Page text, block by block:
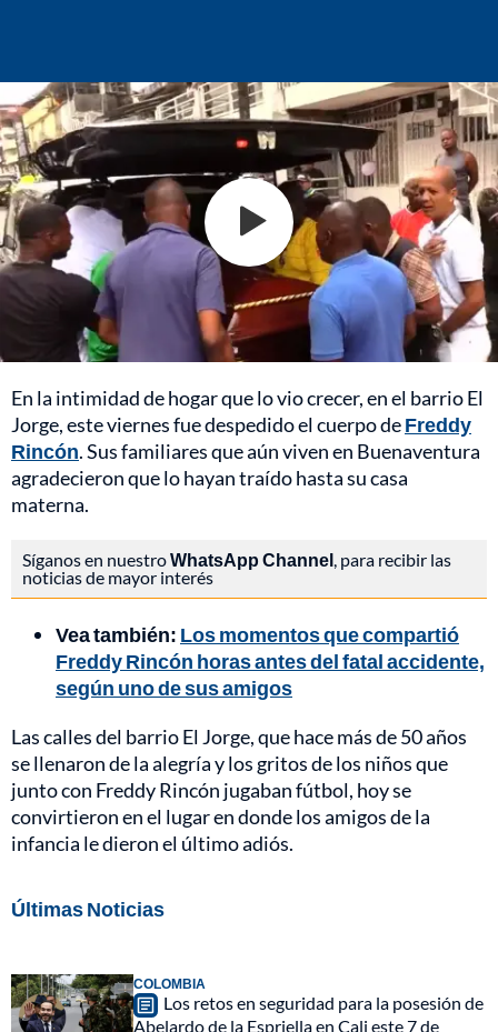
En la intimidad de hogar que lo vio crecer, en el barrio El
Jorge, este viernes fue despedido el cuerpo deFreddy
Rincón. Sus familiares que aún viven en Buenaventura
agradecieron que lo hayan traído hasta su casa
materna.
Síganos en nuestroWhatsApp Channel , para recibir las
noticias de mayor interés
Vea también: Los momentos que compartió
Freddy Rincón horas antes del fatal accidente,
según uno de sus amigos
Las calles del barrio El Jorge, que hace más de 50 años
se llenaron de la alegría y los gritos de los niños que
junto con Freddy Rincón jugaban fútbol, hoy se
convirtieron en el lugar en donde los amigos de la
infancia le dieron el último adiós.
Últimas Noticias
COLOMBIA
Los retos en seguridad para la posesión de
Abelardo de la Espriella en Cali este 7 de